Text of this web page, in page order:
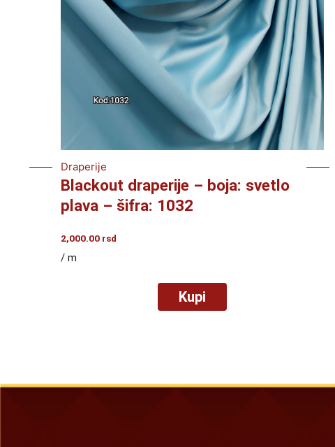
Draperije
Blackout draperije – boja: svetlo
plava – šifra: 1032
2,000.00 rsd
/ m
Kupi